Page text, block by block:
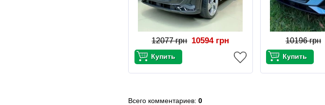
12077 грн 10594 грн 10196 грн
Всего комментариев:0